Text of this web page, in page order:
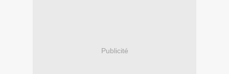
Publicité